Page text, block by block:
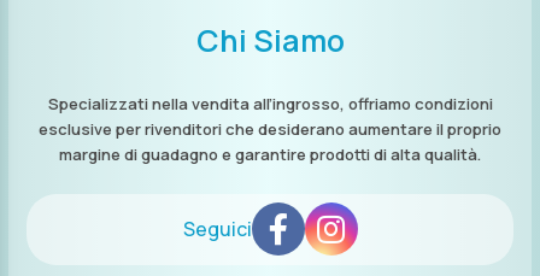
Chi Siamo
Specializzati nella vendita all’ingrosso, offriamo condizioni
esclusive per rivenditori che desiderano aumentare il proprio
margine di guadagno e garantire prodotti di alta qualità.
Seguici